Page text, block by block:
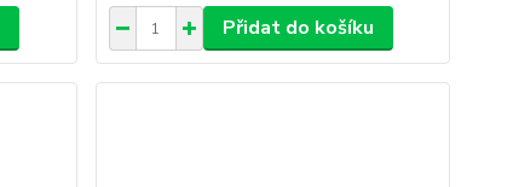
Přidat do košíku